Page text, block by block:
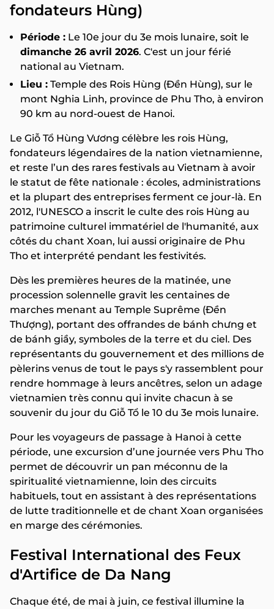
fondateurs Hùng)
Période : Le 10e jour du 3e mois lunaire, soit le
dimanche 26 avril 2026. C'est un jour férié
national au Vietnam.
Lieu : Temple des Rois Hùng (Đền Hùng), sur le
mont Nghia Linh, province de Phu Tho, à environ
90 km au nord-ouest de Hanoi.
Le Giỗ Tổ Hùng Vương célèbre les rois Hùng,
fondateurs légendaires de la nation vietnamienne,
et reste l’un des rares festivals au Vietnam à avoir
le statut de fête nationale : écoles, administrations
et la plupart des entreprises ferment ce jour-là. En
2012, l'UNESCO a inscrit le culte des rois Hùng au
patrimoine culturel immatériel de l'humanité, aux
côtés du chant Xoan, lui aussi originaire de Phu
Tho et interprété pendant les festivités.
Dès les premières heures de la matinée, une
procession solennelle gravit les centaines de
marches menant au Temple Suprême (Đền
Thượng), portant des offrandes de bánh chưng et
de bánh giầy, symboles de la terre et du ciel. Des
représentants du gouvernement et des millions de
pèlerins venus de tout le pays s'y rassemblent pour
rendre hommage à leurs ancêtres, selon un adage
vietnamien très connu qui invite chacun à se
souvenir du jour du Giỗ Tổ le 10 du 3e mois lunaire.
Pour les voyageurs de passage à Hanoi à cette
période, une excursion d’une journée vers Phu Tho
permet de découvrir un pan méconnu de la
spiritualité vietnamienne, loin des circuits
habituels, tout en assistant à des représentations
de lutte traditionnelle et de chant Xoan organisées
en marge des cérémonies.
Festival International des Feux
d'Artifice de Da Nang
Chaque été, de mai à juin, ce festival illumine la